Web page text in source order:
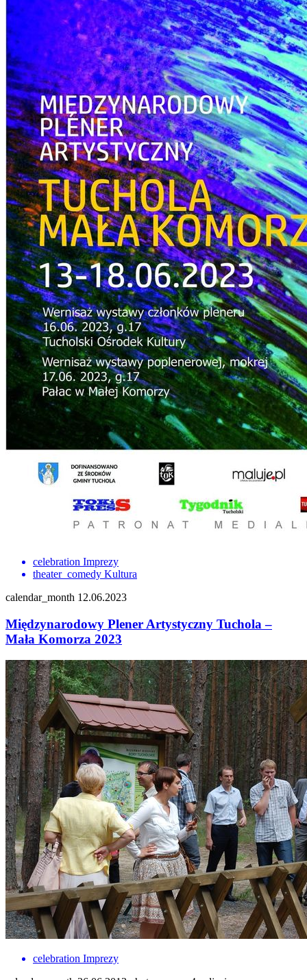
celebration Imprezy
theater_comedy Kultura
calendar_month 12.06.2023
Międzynarodowy Plener Artystyczny Tuchola –
Mała Komorza 2023
celebration Imprezy